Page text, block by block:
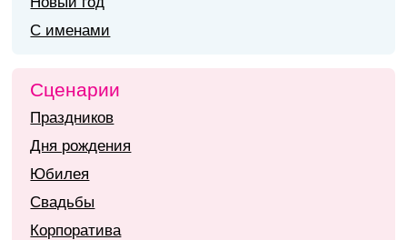
С именами
Сценарии
Праздников
Дня рождения
Юбилея
Свадьбы
Корпоратива